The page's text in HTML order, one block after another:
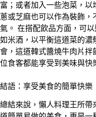
富；或者加入一些泡菜，
蔥或芝麻也可以作為裝飾
氣。 在搭配飲品方面，可
如米酒，以平衡這道菜的濃
會，這道韓式醬燒牛肉片
位食客都能享受到美味與快
結語：享受美食的簡單快樂
總結來說，懶人料理王所